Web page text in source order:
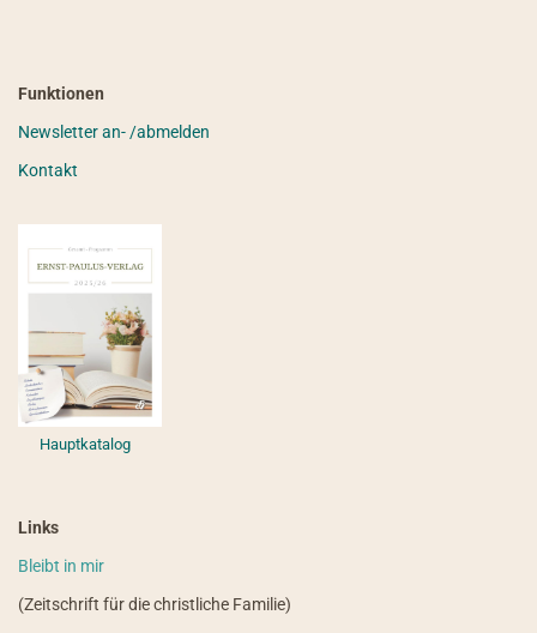
Funktionen
Newsletter an- /abmelden
Kontakt
Hauptkatalog
Links
Bleibt in mir
(Zeitschrift für die christliche Familie)